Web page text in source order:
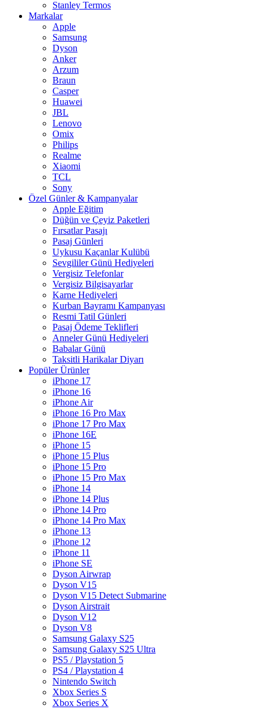
Stanley Termos
Markalar
Apple
Samsung
Dyson
Anker
Arzum
Braun
Casper
Huawei
JBL
Lenovo
Omix
Philips
Realme
Xiaomi
TCL
Sony
Özel Günler & Kampanyalar
Apple Eğitim
Düğün ve Çeyiz Paketleri
Fırsatlar Pasajı
Pasaj Günleri
Uykusu Kaçanlar Kulübü
Sevgililer Günü Hediyeleri
Vergisiz Telefonlar
Vergisiz Bilgisayarlar
Karne Hediyeleri
Kurban Bayramı Kampanyası
Resmi Tatil Günleri
Pasaj Ödeme Teklifleri
Anneler Günü Hediyeleri
Babalar Günü
Taksitli Harikalar Diyarı
Popüler Ürünler
iPhone 17
iPhone 16
iPhone Air
iPhone 16 Pro Max
iPhone 17 Pro Max
iPhone 16E
iPhone 15
iPhone 15 Plus
iPhone 15 Pro
iPhone 15 Pro Max
iPhone 14
iPhone 14 Plus
iPhone 14 Pro
iPhone 14 Pro Max
iPhone 13
iPhone 12
iPhone 11
iPhone SE
Dyson Airwrap
Dyson V15
Dyson V15 Detect Submarine
Dyson Airstrait
Dyson V12
Dyson V8
Samsung Galaxy S25
Samsung Galaxy S25 Ultra
PS5 / Playstation 5
PS4 / Playstation 4
Nintendo Switch
Xbox Series S
Xbox Series X